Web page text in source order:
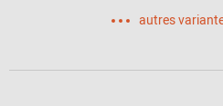
autres